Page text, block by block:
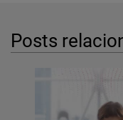
Posts